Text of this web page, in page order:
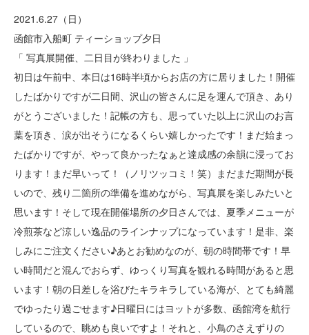
2021.6.27（日）
函館市入船町 ティーショップ夕日
「 写真展開催、二日目が終わりました 」
初日は午前中、本日は16時半頃からお店の方に居りました！開催
したばかりですが二日間、沢山の皆さんに足を運んで頂き、あり
がとうございました！記帳の方も、思っていた以上に沢山のお言
葉を頂き、涙が出そうになるくらい嬉しかったです！まだ始まっ
たばかりですが、やって良かったなぁと達成感の余韻に浸ってお
ります！まだ早いって！（ノリツッコミ！笑）まだまだ期間が長
いので、残り二箇所の準備を進めながら、写真展を楽しみたいと
思います！そして現在開催場所の夕日さんでは、夏季メニューが
冷煎茶など涼しい逸品のラインナップになっています！是非、楽
しみにご注文ください♪あとお勧めなのが、朝の時間帯です！早
い時間だと混んでおらず、ゆっくり写真を観れる時間があると思
います！朝の日差しを浴びたキラキラしている海が、とても綺麗
でゆったり過ごせます♪日曜日にはヨットが多数、函館湾を航行
しているので、眺めも良いですよ！それと、小鳥のさえずりの